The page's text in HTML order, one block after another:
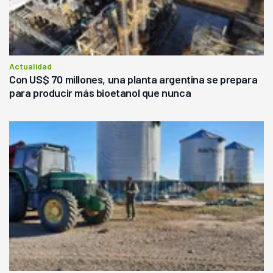
Actualidad
Con US$ 70 millones, una planta argentina se prepara
para producir más bioetanol que nunca